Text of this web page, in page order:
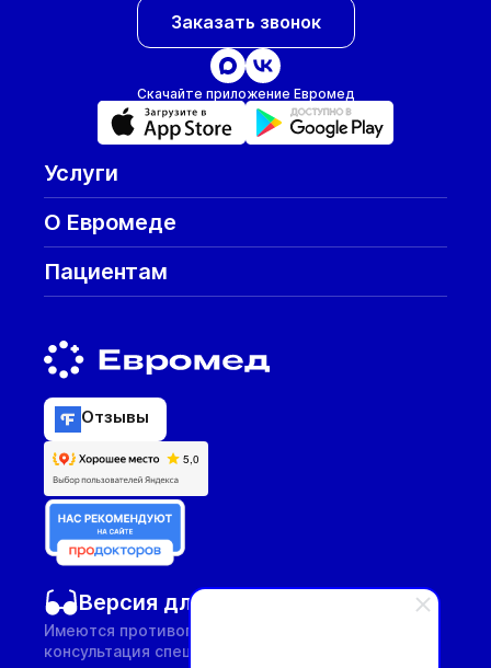
Заказать звонок
Скачайте приложение Евромед
Услуги
О Евромеде
Пациентам
Отзывы
Версия для слабовидящих
Имеются противопоказания, необходима
консультация специалиста.